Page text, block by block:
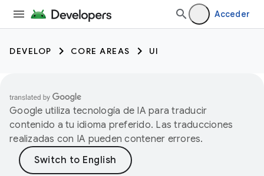
Acceder
DEVELOP CORE AREAS UI
Google utiliza tecnología de IA para traducir
contenido a tu idioma preferido. Las traducciones
realizadas con IA pueden contener errores.